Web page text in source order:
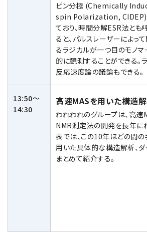
ピン分極 (Chemically
spin Polarization, CIDEP)
ており、時間分解ESR法とも
ると、パルスレーザーによっ
るラジカルが一つ目のモノマ
的に観測することができる。
反応速度論の議論もできる。
13:50～
14:30
高速MASを用いた構造
われわれのグループは、高
NMR測定法の開発を長年に
表では、この10年ほどの間
用いた具体的な構造解析、
まとめて紹介する。